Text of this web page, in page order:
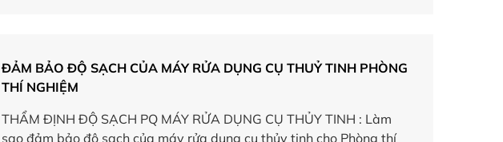
ĐẢM BẢO ĐỘ SẠCH CỦA MÁY RỬA DỤNG CỤ THUỶ TINH PHÒNG
THÍ NGHIỆM
THẨM ĐỊNH ĐỘ SẠCH PQ MÁY RỬA DỤNG CỤ THỦY TINH : Làm
sao đảm bảo độ sạch của máy rửa dụng cụ thủy tinh cho Phòng thí